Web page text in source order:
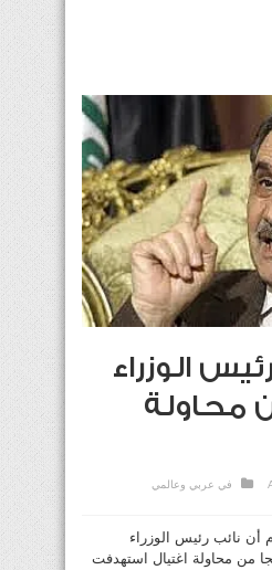
الوزراء
محاولة
في عربي وعالمي
أن نائب رئيس الوزراء
من محاولة اغتيال استهدفت